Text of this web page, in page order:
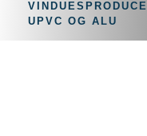
UPVC OG ALU